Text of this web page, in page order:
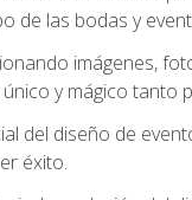
de las bodas y
imágenes,
y mágico tanto
del diseño de
éxito.